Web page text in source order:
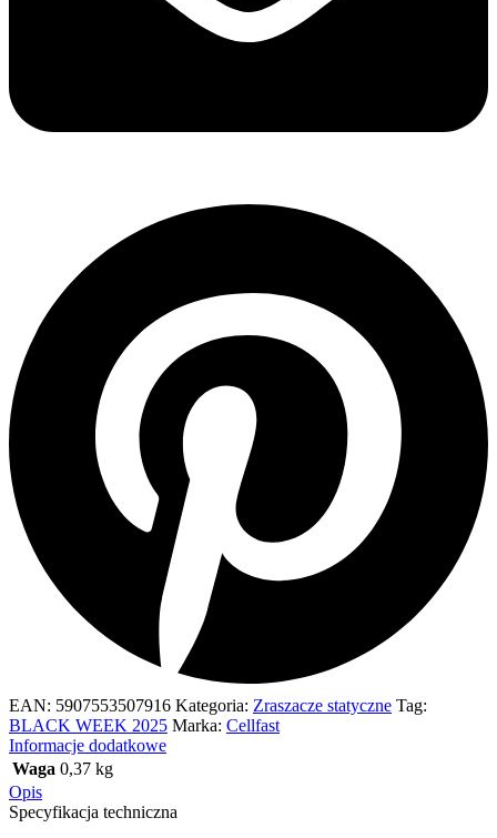
EAN: 5907553507916 Kategoria: Zraszacze statyczne Tag:
BLACK WEEK 2025 Marka: Cellfast
Informacje dodatkowe
Waga 0,37 kg
Opis
Specyfikacja techniczna